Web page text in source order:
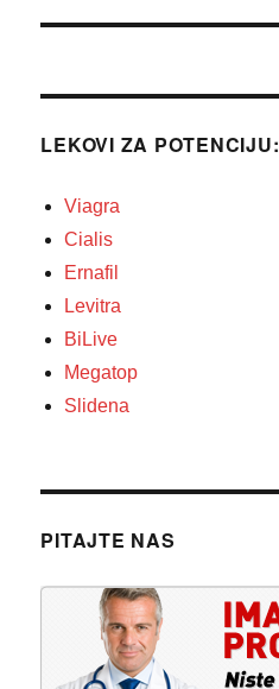
LEKOVI ZA POTENCIJU:
Viagra
Cialis
Ernafil
Levitra
BiLive
Megatop
Slidena
PITAJTE NAS